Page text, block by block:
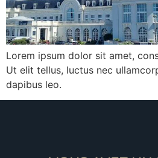
Lorem ipsum dolor sit amet,
Ut elit tellus, luctus nec
dapibus leo.